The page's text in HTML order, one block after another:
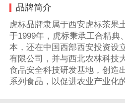
品牌简介
虎标品牌隶属于西安虎标茶果
于1999年，虎标秉承工合精典
本，还在中国西部西安投资设
有限公司，并与西北农林科技
食品安全科技研发基地，创造
系列食品，以促进农业产业化